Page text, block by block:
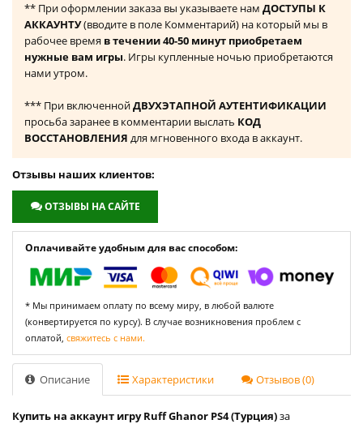
** При оформлении заказа вы указываете нам ДОСТУПЫ К
АККАУНТУ(вводите в поле Комментарий) на который мы в
рабочее время в течении 40-50 минут приобретаем
нужные вам игры. Игры купленные ночью приобретаются
нами утром.
*** При включеннойДВУХЭТАПНОЙ АУТЕНТИФИКАЦИИ
просьба заранее в комментарии выслать КОД
ВОССТАНОВЛЕНИЯ для мгновенного входа в аккаунт.
Отзывы наших клиентов:
ОТЗЫВЫ НА САЙТЕ
Оплачивайте удобным для вас способом:
* Мы принимаем оплату по всему миру, в любой валюте
(конвертируется по курсу). В случае возникновения проблем с
оплатой, свяжитесь с нами.
Описание Характеристики Отзывов (0)
Купить на аккаунт игру Ruff Ghanor PS4 (Турция)за